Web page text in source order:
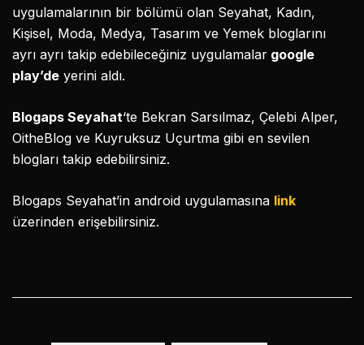
uygulamalarının bir bölümü olan Seyahat, Kadın,
Kişisel, Moda, Medya, Tasarım ve Yemek bloglarını
ayrı ayrı takip edebileceğiniz uygulamalar google
play’de yerini aldı.
Blogaps Seyahat‘te Bekran Sarsılmaz, Çelebi Alper,
OitheBlog ve Kuyruksuz Uçurtma gibi en sevilen
blogları takip edebilirsiniz.
Blogaps Seyahat’in android uygulamasına link
üzerinden erişebilirsiniz.